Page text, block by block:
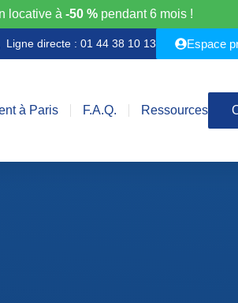
locative à -50 %pendant 6 mois !
Ligne directe : 01 44 38 10 13 Espace
à Paris F.A.Q. Ressources